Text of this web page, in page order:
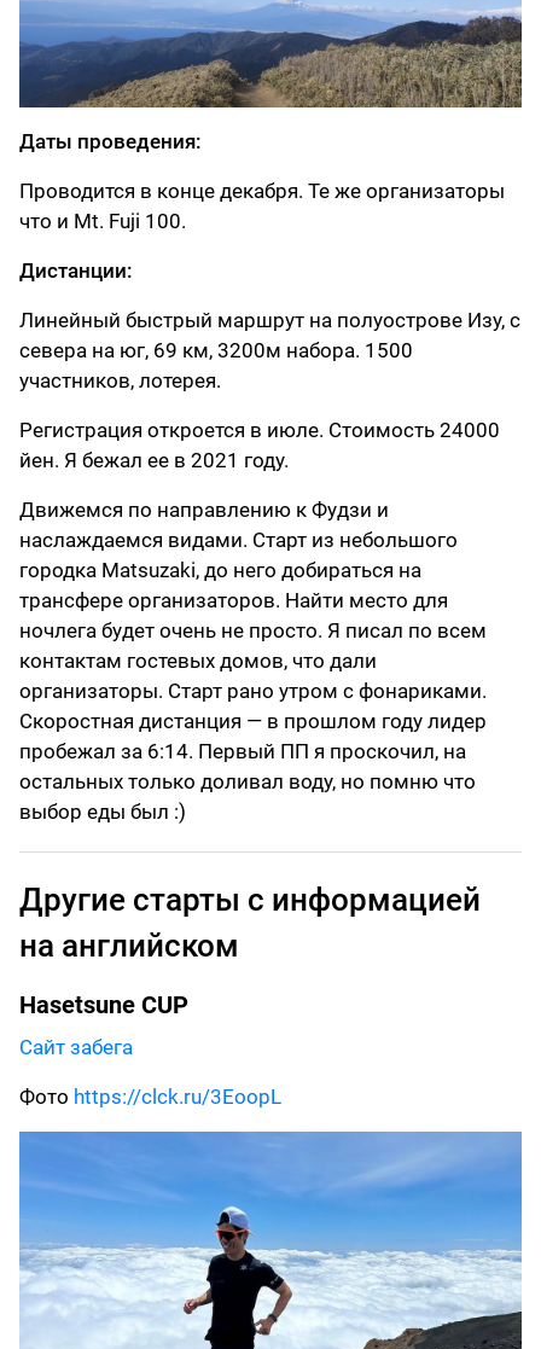
Даты проведения:
Проводится в конце декабря. Те же организаторы
что и Mt. Fuji 100.
Дистанции:
Линейный быстрый маршрут на полуострове Изу, с
севера на юг, 69 км, 3200м набора. 1500
участников, лотерея.
Регистрация откроется в июле. Стоимость 24000
йен. Я бежал ее в 2021 году.
Движемся по направлению к Фудзи и
наслаждаемся видами. Старт из небольшого
городка Matsuzaki, до него добираться на
трансфере организаторов. Найти место для
ночлега будет очень не просто. Я писал по всем
контактам гостевых домов, что дали
организаторы. Старт рано утром с фонариками.
Скоростная дистанция — в прошлом году лидер
пробежал за 6:14. Первый ПП я проскочил, на
остальных только доливал воду, но помню что
выбор еды был :)
Другие старты с информацией
на английском
Hasetsune CUP
Сайт забега
Фото https://clck.ru/3EoopL